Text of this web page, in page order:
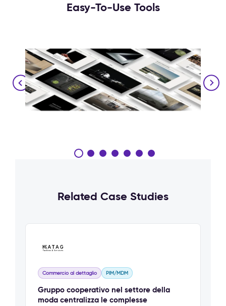
Easy-To-Use Tools
Related Case Studies
Commercio al dettaglio PIM/MDM
Gruppo cooperativo nel settore della
moda centralizza le complesse